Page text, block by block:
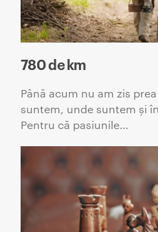
780 de km
Până acum nu am zis
suntem, unde suntem și
Pentru că pasiunile…